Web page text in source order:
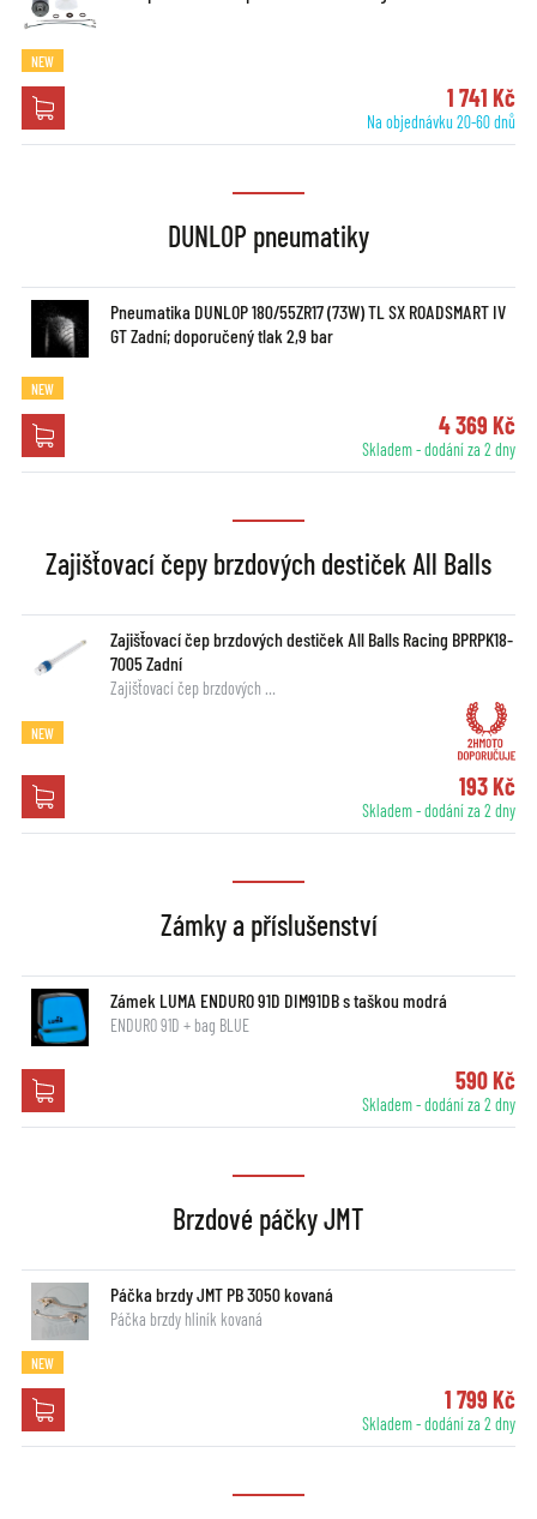
NEW
1 741 Kč
Na objednávku 20-60 dnů
DUNLOP pneumatiky
Pneumatika DUNLOP 180/55ZR17 (73W) TL SX ROADSMART IV
GT Zadní; doporučený tlak 2,9 bar
NEW
4 369 Kč
Skladem - dodání za 2 dny
Zajišťovací čepy brzdových destiček All Balls
Zajišťovací čep brzdových destiček All Balls Racing BPRPK18-
7005 Zadní
Zajišťovací čep brzdových …
NEW
193 Kč
Skladem - dodání za 2 dny
Zámky a příslušenství
Zámek LUMA ENDURO 91D DIM91DB s taškou modrá
ENDURO 91D + bag BLUE
590 Kč
Skladem - dodání za 2 dny
Brzdové páčky JMT
Páčka brzdy JMT PB 3050 kovaná
Páčka brzdy hliník kovaná
NEW
1 799 Kč
Skladem - dodání za 2 dny